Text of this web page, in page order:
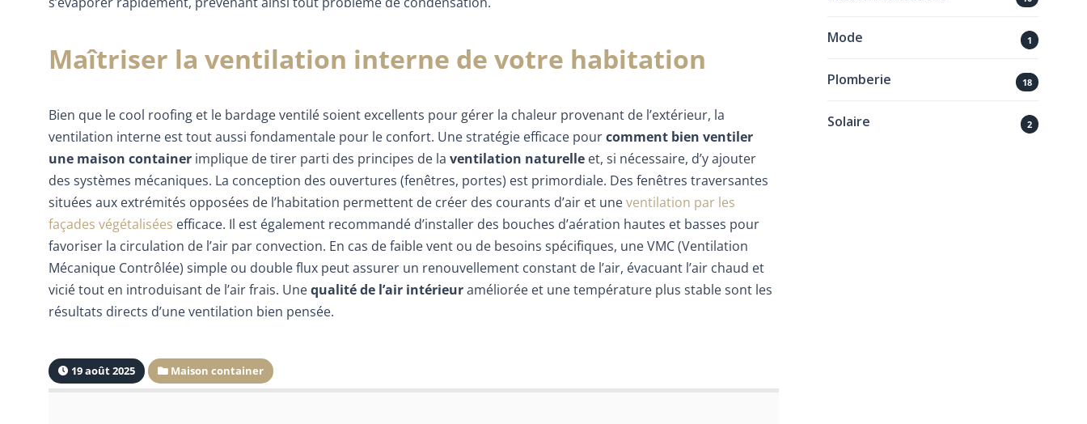
Maîtriser la ventilation interne de votre habitation
Bien que le cool roofing et le bardage ventilé soient excellents pour gérer la chaleur provenant de l’extérieur, la
ventilation interne est tout aussi fondamentale pour le confort. Une stratégie efficace pourcomment bien ventiler
une maison container implique de tirer parti des principes de la ventilation naturelle et, si nécessaire, d’y ajouter
des systèmes mécaniques. La conception des ouvertures (fenêtres, portes) est primordiale. Des fenêtres traversantes
situées aux extrémités opposées de l’habitation permettent de créer des courants d’air et uneventilation par les
façades végétalisées efficace. Il est également recommandé d’installer des bouches d’aération hautes et basses pour
favoriser la circulation de l’air par convection. En cas de faible vent ou de besoins spécifiques, une VMC (Ventilation
Mécanique Contrôlée) simple ou double flux peut assurer un renouvellement constant de l’air, évacuant l’air chaud et
vicié tout en introduisant de l’air frais. Unequalité de l’air intérieuraméliorée et une température plus stable sont les
résultats directs d’une ventilation bien pensée.
19 août 2025 Maison container
Mode 1
Plomberie 18
Solaire 2